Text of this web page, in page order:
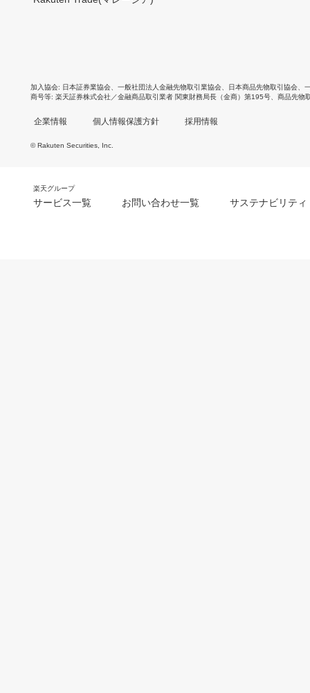
加入協会 日本証券業協会 一般社団法人金融先物取引業協会 日本商品先物取引協会
商号等 楽天証券株式会社／金融商品取引業者 関東財務局長（金商）第195号、商品先物
企業情報 個人情報保護方針 採用情報
© Rakuten Securities, Inc.
楽天グループ
サービス一覧 お問い合わせ一覧 サステナビリティ